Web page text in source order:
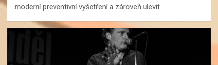
moderní preventivní vyšetření a zároveň ulevit…